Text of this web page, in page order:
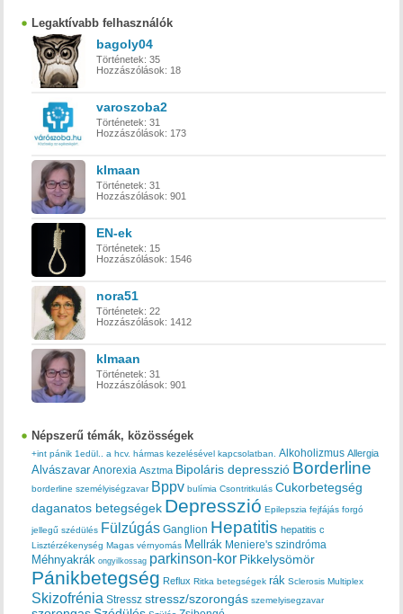
Legaktívabb felhasználók
bagoly04
Történetek: 35
Hozzászólások: 18
varoszoba2
Történetek: 31
Hozzászólások: 173
klmaan
Történetek: 31
Hozzászólások: 901
EN-ek
Történetek: 15
Hozzászólások: 1546
nora51
Történetek: 22
Hozzászólások: 1412
klmaan
Történetek: 31
Hozzászólások: 901
Népszerű témák, közösségek
+int pánik 1edül.. a hcv. hármas kezelésével kapcsolatban. Alkoholizmus Allergia
Alvászavar Anorexia Asztma Bipoláris depresszió Borderline
borderline személyiségzavar Bppv bulímia Csontritkulás Cukorbetegség
daganatos betegségek Depresszió Epilepszia fejfájás forgó
jellegű szédülés Fülzúgás Ganglion Hepatitis hepatitis c
Lisztérzékenység Magas vérnyomás Mellrák Meniere's szindróma
Méhnyakrák ongyilkossag parkinson-kor Pikkelysömör
Pánikbetegség Reflux Ritka betegségek rák Sclerosis Multiplex
Skizofrénia Stressz stressz/szorongás szemelyisegzavar